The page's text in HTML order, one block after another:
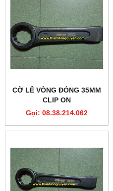
CỜ LÊ VÒNG ĐÓNG 35MM
CLIP ON
Gọi: 08.38.214.062